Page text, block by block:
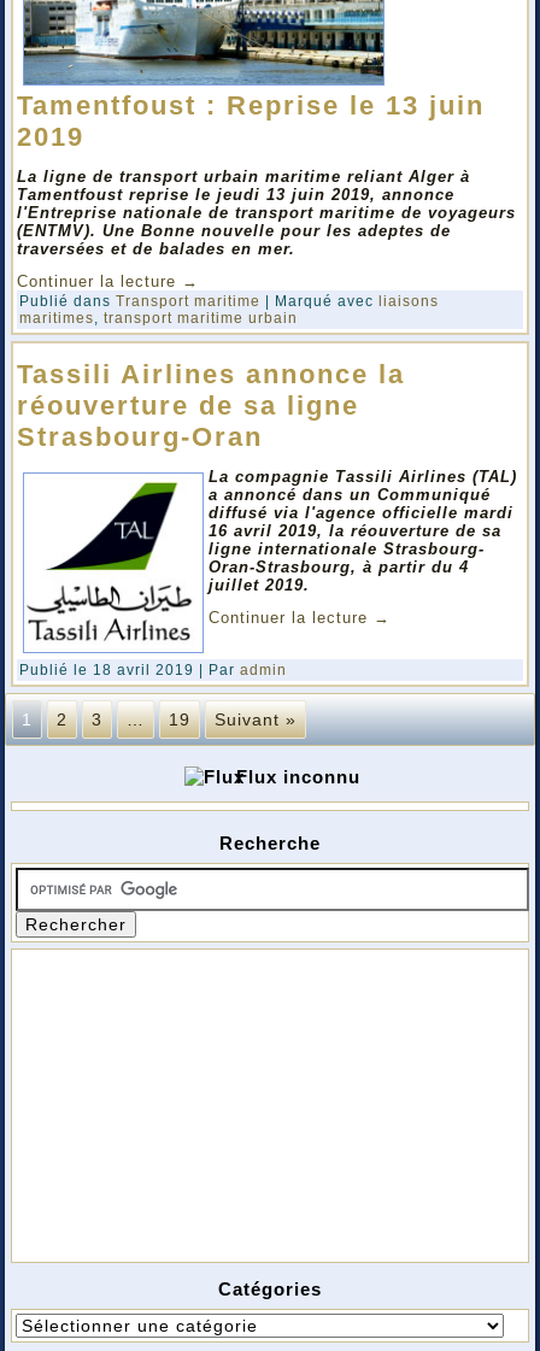
Tamentfoust : Reprise le 13 juin
2019
La ligne de transport urbain maritime reliant Alger à
Tamentfoust reprise le jeudi 13 juin 2019, annonce
l'Entreprise nationale de transport maritime de voyageurs
(ENTMV). Une Bonne nouvelle pour les adeptes de
traversées et de balades en mer.
Continuer la lecture →
Publié dans Transport maritime Marqué avec
liaisons
maritimes,transport maritime urbain
Tassili Airlines annonce la
réouverture de sa ligne
Strasbourg-Oran
La compagnie Tassili Airlines (TAL)
a annoncé dans un Communiqué
diffusé via l'agence officielle mardi
16 avril 2019, la réouverture de sa
ligne internationale Strasbourg-
Oran-Strasbourg, à partir du 4
juillet 2019.
Continuer la lecture →
Publié le 18 avril 2019 | Par admin
1 2 3 … 19 Suivant »
Flux inconnu
Recherche
Catégories
Catégories